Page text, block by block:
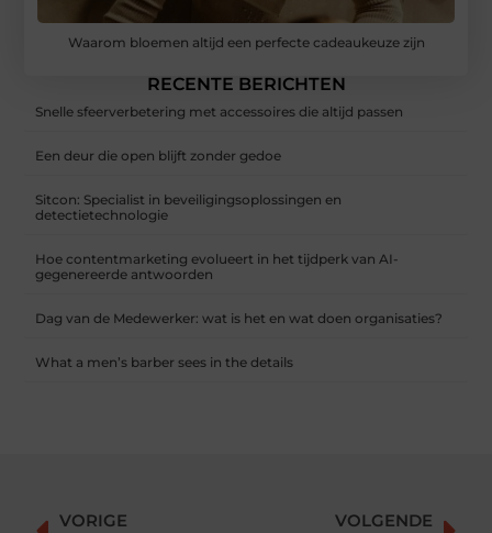
Waarom bloemen altijd een perfecte cadeaukeuze zijn
RECENTE BERICHTEN
Snelle sfeerverbetering met accessoires die altijd passen
Een deur die open blijft zonder gedoe
Sitcon: Specialist in beveiligingsoplossingen en
detectietechnologie
Hoe contentmarketing evolueert in het tijdperk van AI-
gegenereerde antwoorden
Dag van de Medewerker: wat is het en wat doen organisaties?
What a men’s barber sees in the details
VORIGE VOLGENDE